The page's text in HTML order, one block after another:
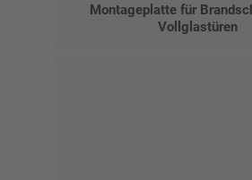
Montageplatte für
Vollglastüren